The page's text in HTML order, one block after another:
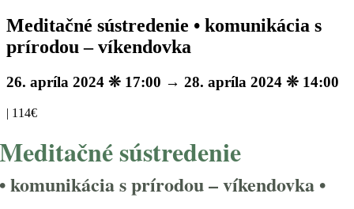
Meditačné sústredenie • komunikácia s
prírodou – víkendovka
26. apríla 2024 ❊ 17:00 → 28. apríla 2024 ❊ 14:00
| 114€
Meditačné sústredenie
• komunikácia s prírodou – víkendovka •